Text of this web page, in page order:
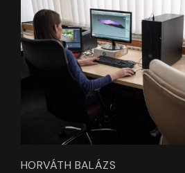
HORVÁTH BALÁZS